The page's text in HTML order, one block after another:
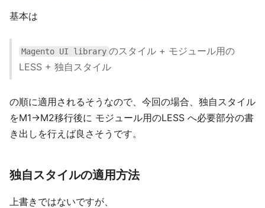
基本は
Magento UI library のスタイル + モジュール用の
LESS + 独自スタイル
の順に適用されるそうなので、今回の場合、独自スタイル
をM1→M2移行後に モジュール用のLESS へ必要部分の書
き出しを行えば良さそうです。
独自スタイルの適用方法
上書きではないですが、